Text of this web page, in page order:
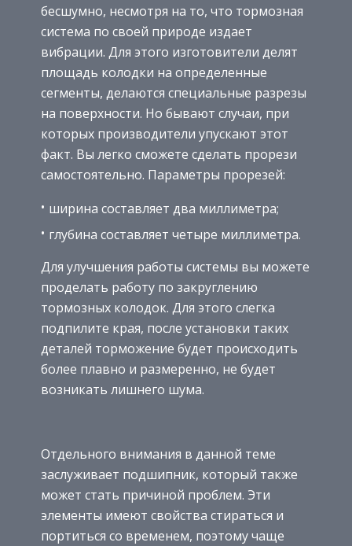
бесшумно, несмотря на то, что тормозная
система по своей природе издает
вибрации. Для этого изготовители делят
площадь колодки на определенные
сегменты, делаются специальные разрезы
на поверхности. Но бывают случаи, при
которых производители упускают этот
факт. Вы легко сможете сделать прорези
самостоятельно. Параметры прорезей:
ширина составляет два миллиметра;
глубина составляет четыре миллиметра.
Для улучшения работы системы вы можете
проделать работу по закруглению
тормозных колодок. Для этого слегка
подпилите края, после установки таких
деталей торможение будет происходить
более плавно и размеренно, не будет
возникать лишнего шума.
Отдельного внимания в данной теме
заслуживает подшипник, который также
может стать причиной проблем. Эти
элементы имеют свойства стираться и
портиться со временем, поэтому чаще